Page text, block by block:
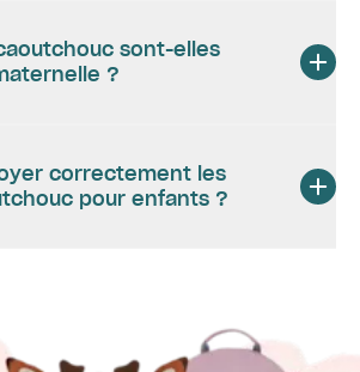
sont-elles
?
correctement les
pour enfants ?